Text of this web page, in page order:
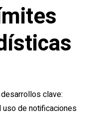
clave:
uso de notificaciones